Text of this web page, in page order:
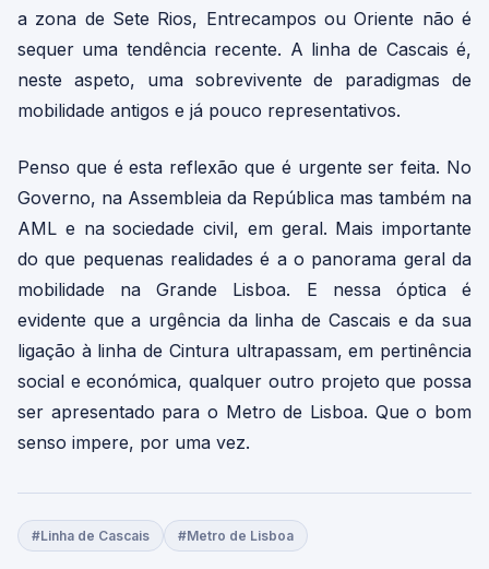
a zona de Sete Rios, Entrecampos ou Oriente não é
sequer uma tendência recente. A linha de Cascais é,
neste aspeto, uma sobrevivente de paradigmas de
mobilidade antigos e já pouco representativos.
Penso que é esta reflexão que é urgente ser feita. No
Governo, na Assembleia da República mas também na
AML e na sociedade civil, em geral. Mais importante
do que pequenas realidades é a o panorama geral da
mobilidade na Grande Lisboa. E nessa óptica é
evidente que a urgência da linha de Cascais e da sua
ligação à linha de Cintura ultrapassam, em pertinência
social e económica, qualquer outro projeto que possa
ser apresentado para o Metro de Lisboa. Que o bom
senso impere, por uma vez.
#Linha de Cascais #Metro de Lisboa